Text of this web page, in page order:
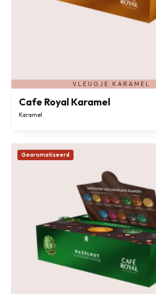
VLEUGJE KARAMEL
Cafe Royal Karamel
Karamel
Gearomatiseerd